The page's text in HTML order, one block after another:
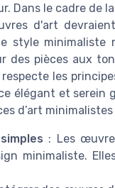
Dans le cadre de
d'art
style
des pièces aux
les
élégant et serein
d’art minimalistes
: Les
minimaliste.